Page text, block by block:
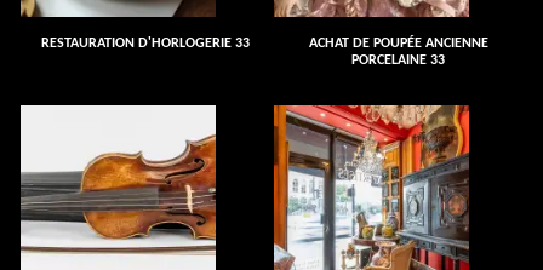
RESTAURATION D'HORLOGERIE 33
ACHAT DE POUPÉE ANCIENNE
PORCELAINE 33